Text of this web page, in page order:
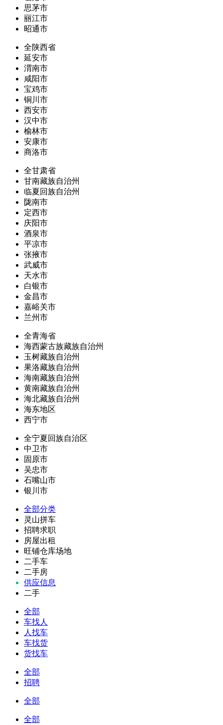
思茅市
丽江市
昭通市
全陕西省
延安市
渭南市
咸阳市
宝鸡市
铜川市
西安市
汉中市
榆林市
安康市
商洛市
全甘肃省
甘南藏族自治州
临夏回族自治州
陇南市
定西市
庆阳市
酒泉市
平凉市
张掖市
武威市
天水市
白银市
金昌市
嘉峪关市
兰州市
全青海省
海西蒙古族藏族自治州
玉树藏族自治州
果洛藏族自治州
海南藏族自治州
黄南藏族自治州
海北藏族自治州
海东地区
西宁市
全宁夏回族自治区
中卫市
固原市
吴忠市
石嘴山市
银川市
全部分类
灵山拼车
招聘求职
房屋出租
旺铺仓库场地
二手车
二手房
供应信息
二手
全部
车找人
人找车
车找货
货找车
全部
招聘
全部
全部